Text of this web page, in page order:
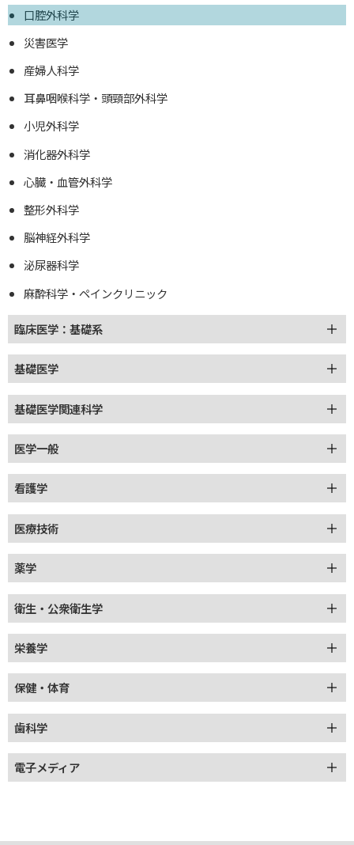
口腔外科学
災害医学
産婦人科学
耳鼻咽喉科学・頭頸部外科学
小児外科学
消化器外科学
心臓・血管外科学
整形外科学
脳神経外科学
泌尿器科学
麻酔科学・ペインクリニック
臨床医学：基礎系
基礎医学
基礎医学関連科学
医学一般
看護学
医療技術
薬学
衛生・公衆衛生学
栄養学
保健・体育
歯科学
電子メディア